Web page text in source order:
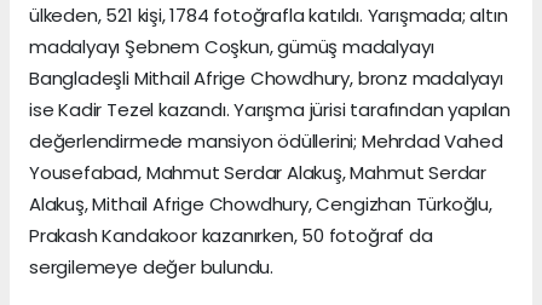
ülkeden, 521 kişi, 1784 fotoğrafla katıldı. Yarışmada; altın
madalyayı Şebnem Coşkun, gümüş madalyayı
Bangladeşli Mithail Afrige Chowdhury, bronz madalyayı
ise Kadir Tezel kazandı. Yarışma jürisi tarafından yapılan
değerlendirmede mansiyon ödüllerini; Mehrdad Vahed
Yousefabad, Mahmut Serdar Alakuş, Mahmut Serdar
Alakuş, Mithail Afrige Chowdhury, Cengizhan Türkoğlu,
Prakash Kandakoor kazanırken, 50 fotoğraf da
sergilemeye değer bulundu.